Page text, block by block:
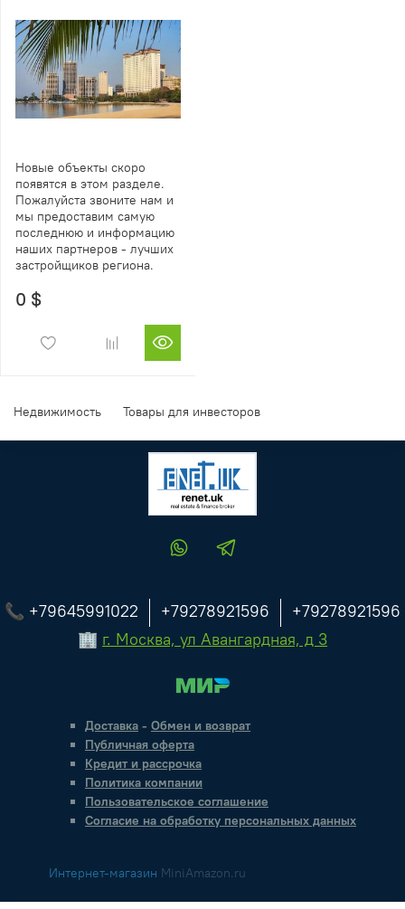
Новые объекты скоро
появятся в этом разделе.
Пожалуйста звоните нам и
мы предоставим самую
последнюю и информацию
наших партнеров - лучших
застройщиков региона.
0 $
Недвижимость Товары для инвесторов
Доставка - Обмен и возврат
Публичная оферта
Кредит и рассрочка
Политика компании
Пользовательское соглашение
Согласие на обработку персональных данных
Интернет-магазин MiniAmazon.ru
📞 +79645991022 +79278921596
+79278921596
🏢 г. Москва, ул Авангардная, д 3